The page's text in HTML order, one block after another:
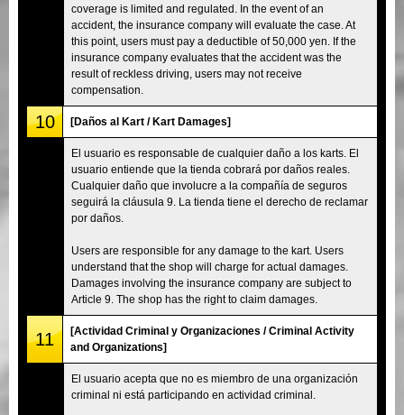
coverage is limited and regulated. In the event of an
accident, the insurance company will evaluate the case. At
this point, users must pay a deductible of 50,000 yen. If the
insurance company evaluates that the accident was the
result of reckless driving, users may not receive
compensation.
10 [Daños al Kart / Kart Damages]
El usuario es responsable de cualquier daño a los karts. El
usuario entiende que la tienda cobrará por daños reales.
Cualquier daño que involucre a la compañía de seguros
seguirá la cláusula 9. La tienda tiene el derecho de reclamar
por daños.
Users are responsible for any damage to the kart. Users
understand that the shop will charge for actual damages.
Damages involving the insurance company are subject to
Article 9. The shop has the right to claim damages.
11
[Actividad Criminal y Organizaciones / Criminal Activity
and Organizations]
El usuario acepta que no es miembro de una organización
criminal ni está participando en actividad criminal.